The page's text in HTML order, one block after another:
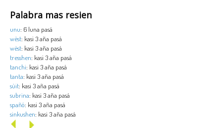
Palabra mas resien
unu: 6 luna pasá
wèst: kasi 3 aña pasá
wèst: kasi 3 aña pasá
tresshen: kasi 3 aña pasá
tanchi: kasi 3 aña pasá
tanta: kasi 3 aña pasá
sùit: kasi 3 aña pasá
subrina: kasi 3 aña pasá
spañó: kasi 3 aña pasá
sinkushen: kasi 3 aña pasá